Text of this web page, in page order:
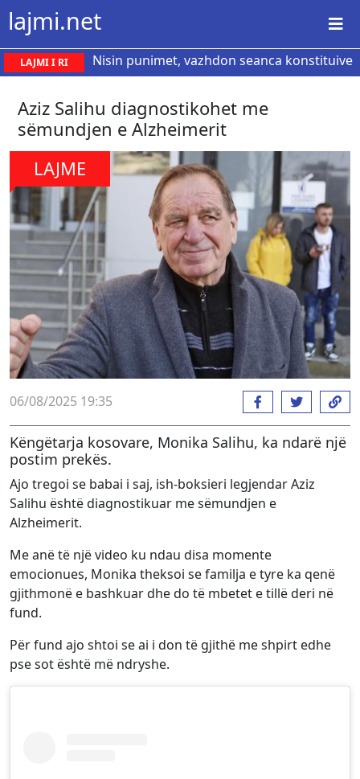
lajmi.net
LAJMI I RI Nisin punimet, vazhdon seanca konstituive
Aziz Salihu diagnostikohet me
sëmundjen e Alzheimerit
LAJME
06/08/2025 19:35
Këngëtarja kosovare, Monika Salihu, ka ndarë një
postim prekës.
Ajo tregoi se babai i saj, ish-boksieri legjendar Aziz
Salihu është diagnostikuar me sëmundjen e
Alzheimerit.
Me anë të një video ku ndau disa momente
emocionues, Monika theksoi se familja e tyre ka qenë
gjithmonë e bashkuar dhe do të mbetet e tillë deri në
fund.
Për fund ajo shtoi se ai i don të gjithë me shpirt edhe
pse sot është më ndryshe.